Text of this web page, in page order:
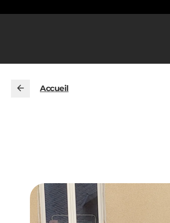
Accueil